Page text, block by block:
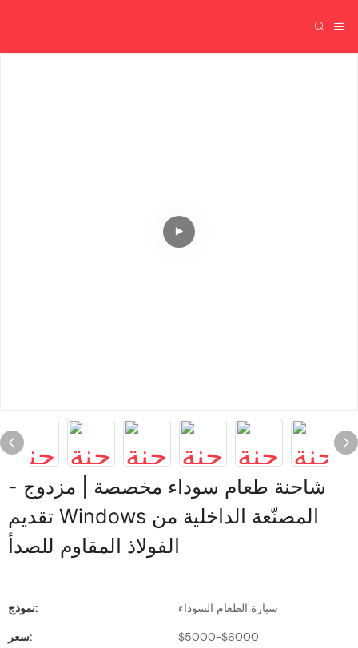
شاحنة طعام سوداء مخصصة | مزدوج -
تقديم Windows المصنّعة الداخلية من
الفولاذ المقاوم للصدأ
نموذج:
سيارة الطعام السوداء
سعر:
$5000-$6000